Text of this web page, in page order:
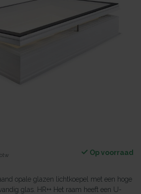
Op voorraad
opale glazen lichtkoepel met een hoge
glas. HR++ Het raam heeft een U-